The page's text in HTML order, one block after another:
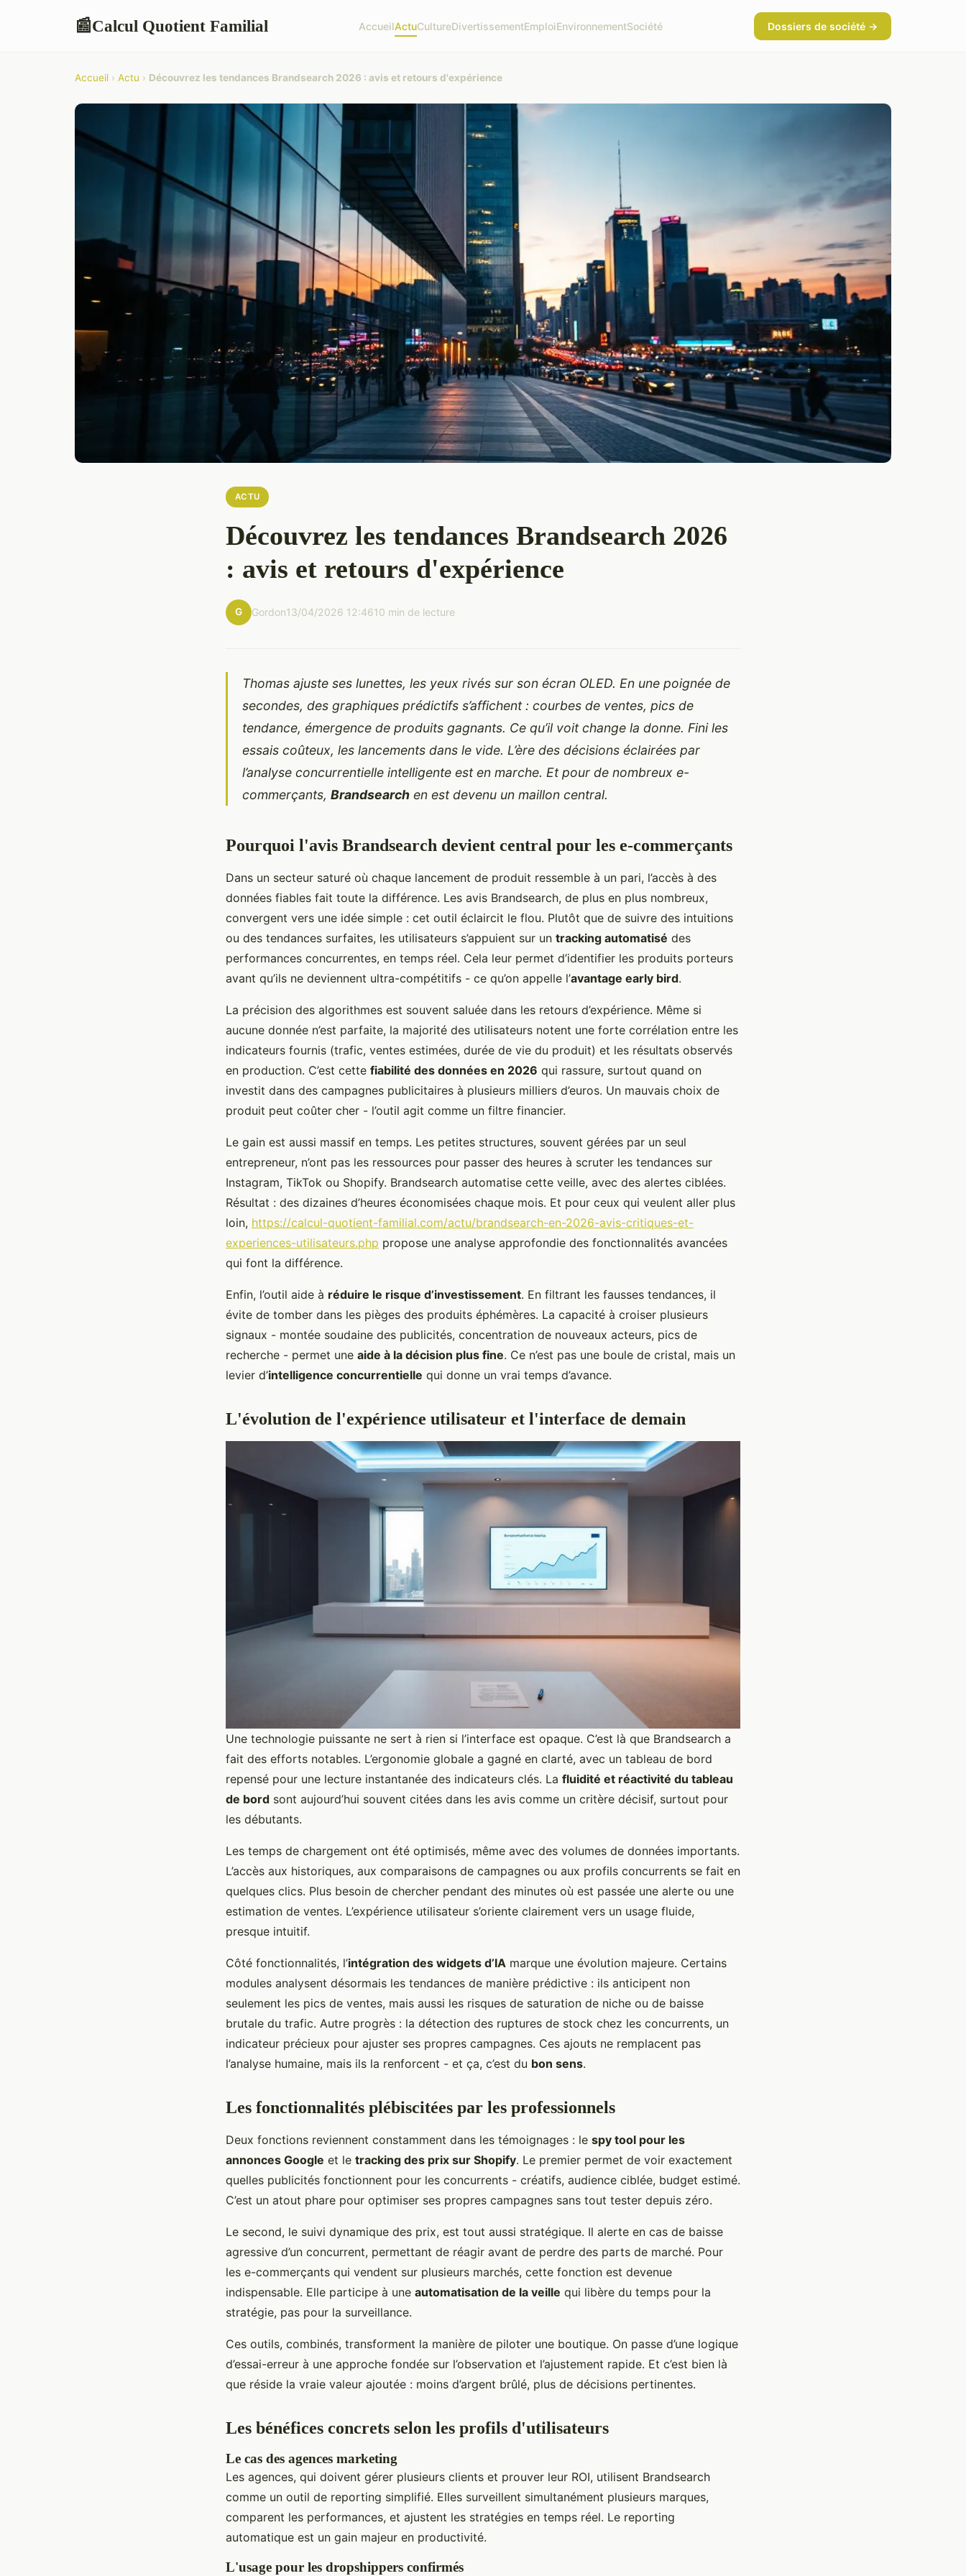
📰Calcul Quotient Familial AccueilActuCultureDivertissementEmploiEnvironnementSociété Dossiers de société →
Accueil › Actu › Découvrez les tendances Brandsearch 2026 : avis et retours d'expérience
ACTU
Découvrez les tendances Brandsearch 2026
: avis et retours d'expérience
G Gordon13/04/2026 12:4610 min de lecture
Thomas ajuste ses lunettes, les yeux rivés sur son écran OLED. En une poignée de
secondes, des graphiques prédictifs s’affichent : courbes de ventes, pics de
tendance, émergence de produits gagnants. Ce qu’il voit change la donne. Fini les
essais coûteux, les lancements dans le vide. L’ère des décisions éclairées par
l’analyse concurrentielle intelligente est en marche. Et pour de nombreux e-
commerçants, Brandsearch en est devenu un maillon central.
Pourquoi l'avis Brandsearch devient central pour les e-commerçants
Dans un secteur saturé où chaque lancement de produit ressemble à un pari, l’accès à des
données fiables fait toute la différence. Les avis Brandsearch, de plus en plus nombreux,
convergent vers une idée simple : cet outil éclaircit le flou. Plutôt que de suivre des intuitions
ou des tendances surfaites, les utilisateurs s’appuient sur un tracking automatisé des
performances concurrentes, en temps réel. Cela leur permet d’identifier les produits porteurs
avant qu’ils ne deviennent ultra-compétitifs - ce qu’on appelle l’avantage early bird.
La précision des algorithmes est souvent saluée dans les retours d’expérience. Même si
aucune donnée n’est parfaite, la majorité des utilisateurs notent une forte corrélation entre les
indicateurs fournis (trafic, ventes estimées, durée de vie du produit) et les résultats observés
en production. C’est cette fiabilité des données en 2026 qui rassure, surtout quand on
investit dans des campagnes publicitaires à plusieurs milliers d’euros. Un mauvais choix de
produit peut coûter cher - l’outil agit comme un filtre financier.
Le gain est aussi massif en temps. Les petites structures, souvent gérées par un seul
entrepreneur, n’ont pas les ressources pour passer des heures à scruter les tendances sur
Instagram, TikTok ou Shopify. Brandsearch automatise cette veille, avec des alertes ciblées.
Résultat : des dizaines d’heures économisées chaque mois. Et pour ceux qui veulent aller plus
loin, https://calcul-quotient-familial.com/actu/brandsearch-en-2026-avis-critiques-et-
experiences-utilisateurs.php propose une analyse approfondie des fonctionnalités avancées
qui font la différence.
Enfin, l’outil aide à réduire le risque d’investissement. En filtrant les fausses tendances, il
évite de tomber dans les pièges des produits éphémères. La capacité à croiser plusieurs
signaux - montée soudaine des publicités, concentration de nouveaux acteurs, pics de
recherche - permet une aide à la décision plus fine. Ce n’est pas une boule de cristal, mais un
levier d’intelligence concurrentielle qui donne un vrai temps d’avance.
L'évolution de l'expérience utilisateur et l'interface de demain
Une technologie puissante ne sert à rien si l’interface est opaque. C’est là que Brandsearch a
fait des efforts notables. L’ergonomie globale a gagné en clarté, avec un tableau de bord
repensé pour une lecture instantanée des indicateurs clés. La fluidité et réactivité du tableau
de bord sont aujourd’hui souvent citées dans les avis comme un critère décisif, surtout pour
les débutants.
Les temps de chargement ont été optimisés, même avec des volumes de données importants.
L’accès aux historiques, aux comparaisons de campagnes ou aux profils concurrents se fait en
quelques clics. Plus besoin de chercher pendant des minutes où est passée une alerte ou une
estimation de ventes. L’expérience utilisateur s’oriente clairement vers un usage fluide,
presque intuitif.
Côté fonctionnalités, l’intégration des widgets d’IA marque une évolution majeure. Certains
modules analysent désormais les tendances de manière prédictive : ils anticipent non
seulement les pics de ventes, mais aussi les risques de saturation de niche ou de baisse
brutale du trafic. Autre progrès : la détection des ruptures de stock chez les concurrents, un
indicateur précieux pour ajuster ses propres campagnes. Ces ajouts ne remplacent pas
l’analyse humaine, mais ils la renforcent - et ça, c’est du bon sens.
Les fonctionnalités plébiscitées par les professionnels
Deux fonctions reviennent constamment dans les témoignages : le spy tool pour les
annonces Google et le tracking des prix sur Shopify. Le premier permet de voir exactement
quelles publicités fonctionnent pour les concurrents - créatifs, audience ciblée, budget estimé.
C’est un atout phare pour optimiser ses propres campagnes sans tout tester depuis zéro.
Le second, le suivi dynamique des prix, est tout aussi stratégique. Il alerte en cas de baisse
agressive d’un concurrent, permettant de réagir avant de perdre des parts de marché. Pour
les e-commerçants qui vendent sur plusieurs marchés, cette fonction est devenue
indispensable. Elle participe à une automatisation de la veille qui libère du temps pour la
stratégie, pas pour la surveillance.
Ces outils, combinés, transforment la manière de piloter une boutique. On passe d’une logique
d’essai-erreur à une approche fondée sur l’observation et l’ajustement rapide. Et c’est bien là
que réside la vraie valeur ajoutée : moins d’argent brûlé, plus de décisions pertinentes.
Les bénéfices concrets selon les profils d'utilisateurs
Le cas des agences marketing
Les agences, qui doivent gérer plusieurs clients et prouver leur ROI, utilisent Brandsearch
comme un outil de reporting simplifié. Elles surveillent simultanément plusieurs marques,
comparent les performances, et ajustent les stratégies en temps réel. Le reporting
automatique est un gain majeur en productivité.
L'usage pour les dropshippers confirmés